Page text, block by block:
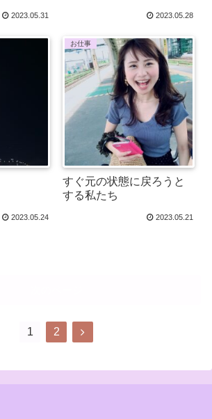
2023.05.31 2023.05.28
2023.05.24
お仕事
すぐ元の状態に戻ろうと
する私たち
2023.05.21
1 2